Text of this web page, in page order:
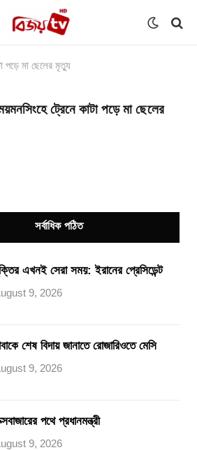
পড়ে মা ছেলের মৃত্যু
ট্রেনে কাটা পড়ে মা ছেলের
সর্বাধিক পঠিত
এখনই সেরা সময়: ইরানের প্রেসিডেন্ট
9, 2026
শেষ বিদায় জানাতে রোজারিওতে মেসি
9, 2026
পথে প্রধানমন্ত্রী
9, 2026